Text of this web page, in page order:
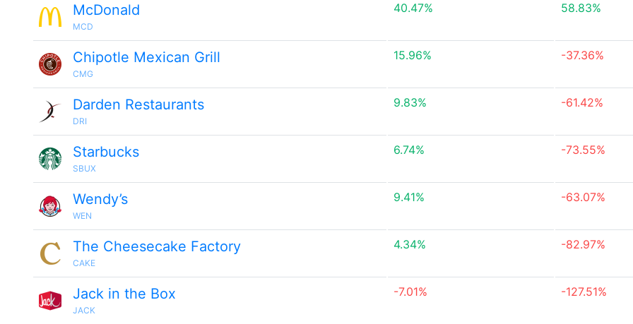
McDonald
MCD
40.47% 58.83%
Chipotle Mexican Grill
CMG
15.96% -37.36%
Darden Restaurants
DRI
9.83% -61.42%
Starbucks
SBUX
6.74% -73.55%
Wendy’s
WEN
9.41% -63.07%
The Cheesecake Factory
CAKE
4.34% -82.97%
Jack in the Box
JACK
-7.01% -127.51%